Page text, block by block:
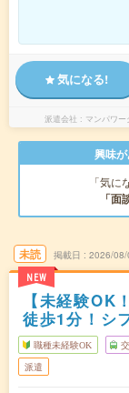
気になる!
派遣会社 マンパワ
興味
「気
「面
未読
NEW
掲載日 2026/08/
【未経験OK
徒歩1分！シ
職種未経験OK
派遣